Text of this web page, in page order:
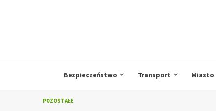
Bezpieczeństwo Transport Miasto
POZOSTAŁE